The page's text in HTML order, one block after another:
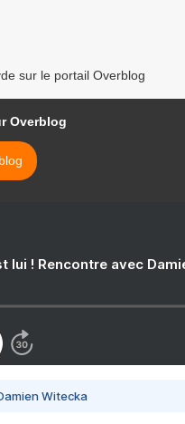
sur le portail Overblog
Overblog
lui ! Rencontre avec
Witecka